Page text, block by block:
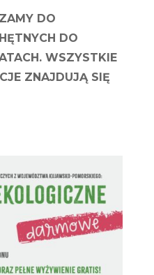
DO
DO
WSZYSTKIE
ZNAJDUJĄ SIĘ